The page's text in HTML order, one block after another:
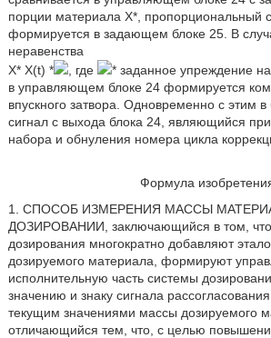
порции материала Х*, пропорциональный
формируется в задающем блоке 25. В
неравенства
Х* Х(t) *
, где
* заданное упреждение
в управляющем блоке 24 формируется
впускного затвора. Одновременно с этим в
сигнал с выхода блока 24, являющийся
набора и обнуления номера цикла
Формула
1. СПОСОБ ИЗМЕРЕНИЯ МАССЫ
ДОЗИРОВАНИИ, заключающийся в том, что
дозирования многократно добавляют
дозируемого материала, формируют
исполнительную часть системы
значению и знаку сигнала
текущим значениями массы дозируемого
отличающийся тем, что, с целью